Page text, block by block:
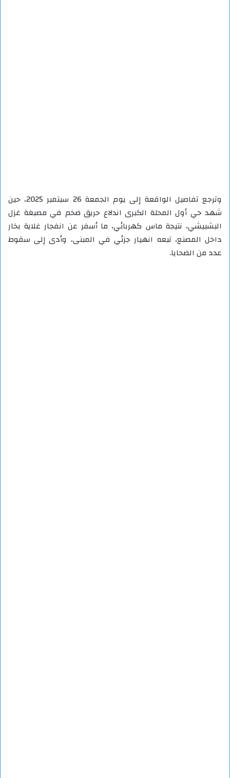
وترجع تفاصيل الواقعة إلى يوم الجمعة 26 سبتمبر 2025، حين
شهد حي أول المحلة الكبرى اندلاع حريق ضخم في مصبغة غزل
البشبيشي، نتيجة ماس كهربائي، ما أسفر عن انفجار غلاية بخار
داخل المصنع، تبعه انهيار جزئي في المبنى، وأدى إلى سقوط
عدد من الضحايا.